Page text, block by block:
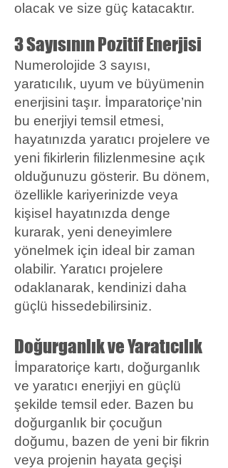
olacak ve size güç katacaktır.
3 Sayısının Pozitif Enerjisi
Numerolojide 3 sayısı,
yaratıcılık, uyum ve büyümenin
enerjisini taşır. İmparatoriçe’nin
bu enerjiyi temsil etmesi,
hayatınızda yaratıcı projelere ve
yeni fikirlerin filizlenmesine açık
olduğunuzu gösterir. Bu dönem,
özellikle kariyerinizde veya
kişisel hayatınızda denge
kurarak, yeni deneyimlere
yönelmek için ideal bir zaman
olabilir. Yaratıcı projelere
odaklanarak, kendinizi daha
güçlü hissedebilirsiniz.
Doğurganlık ve Yaratıcılık
İmparatoriçe kartı, doğurganlık
ve yaratıcı enerjiyi en güçlü
şekilde temsil eder. Bazen bu
doğurganlık bir çocuğun
doğumu, bazen de yeni bir fikrin
veya projenin hayata geçişi